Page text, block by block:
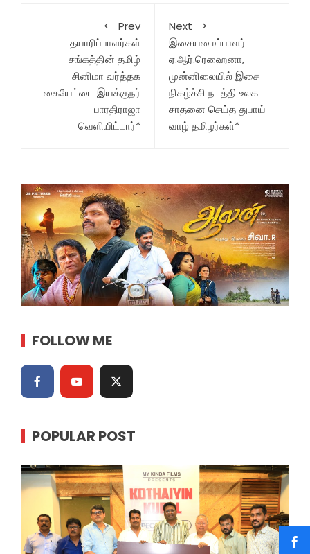
Prev
தயாரிப்பாளர்கள்
சங்கத்தின் தமிழ்
சினிமா வர்த்தக
கையேட்டை இயக்குந‌ர்
பாரதிராஜா
வெளியிட்டார்*
Next
இசையமைப்பாளர்
ஏ.ஆர்.ரெஹைனா,
முன்னிலையில் இசை
நிகழ்ச்சி நடத்தி உலக
சாதனை செய்த துபாய்
வாழ் தமிழர்கள்*
FOLLOW ME
POPULAR POST